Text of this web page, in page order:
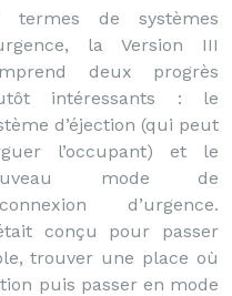
termes de systèmes
la Version III
deux progrès
intéressants : le
d’éjection (qui peut
l’occupant) et le
mode de
d’urgence.
conçu pour passer
trouver une place où
puis passer en mode